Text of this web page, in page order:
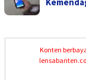
Konten